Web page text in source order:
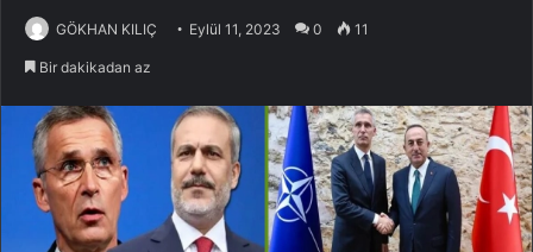
GÖKHAN KILIÇ Eylül 11, 2023 0 11
Bir dakikadan az